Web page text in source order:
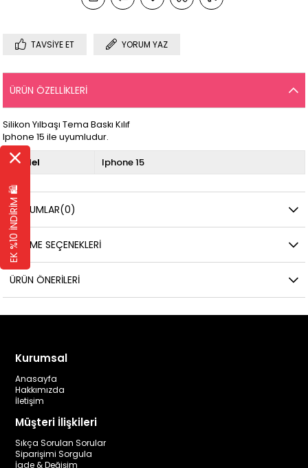
TAVSIYE ET YORUM YAZ
ÜRÜN ÖZELLIKLERI
Silikon Yılbaşı Tema Baskı Kılıf
Iphone 15 ile uyumludur.
Model Iphone 15
YORUMLAR(0)
ÖDEME SEÇENEKLERI
ÜRÜN ÖNERILERI
Kurumsal
Anasayfa
Hakkımızda
İletişim
Müşteri İlişkileri
Sıkça Sorulan Sorular
Siparişimi Sorgula
İade & Değişim
EK %10 İNDİRİM 🛍️